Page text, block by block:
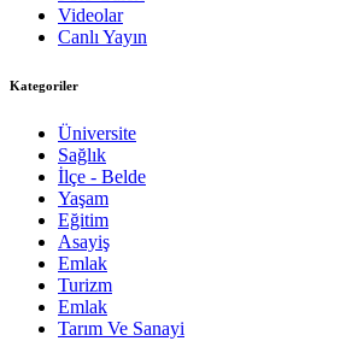
Videolar
Canlı Yayın
Kategoriler
Üniversite
Sağlık
İlçe - Belde
Yaşam
Eğitim
Asayiş
Emlak
Turizm
Emlak
Tarım Ve Sanayi